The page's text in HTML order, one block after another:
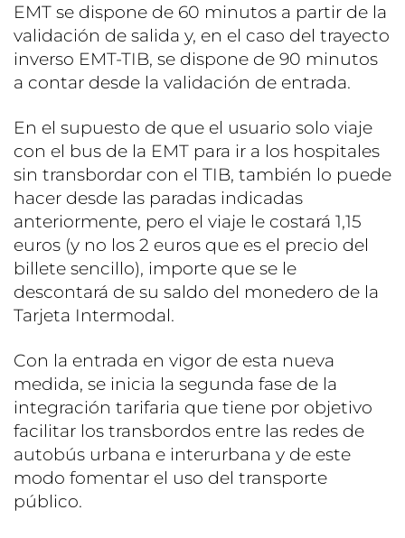
EMT se dispone de 60 minutos a partir de la
validación de salida y, en el caso del trayecto
inverso EMT-TIB, se dispone de 90 minutos
a contar desde la validación de entrada.
En el supuesto de que el usuario solo viaje
con el bus de la EMT para ir a los hospitales
sin transbordar con el TIB, también lo puede
hacer desde las paradas indicadas
anteriormente, pero el viaje le costará 1,15
euros (y no los 2 euros que es el precio del
billete sencillo), importe que se le
descontará de su saldo del monedero de la
Tarjeta Intermodal.
Con la entrada en vigor de esta nueva
medida, se inicia la segunda fase de la
integración tarifaria que tiene por objetivo
facilitar los transbordos entre las redes de
autobús urbana e interurbana y de este
modo fomentar el uso del transporte
público.